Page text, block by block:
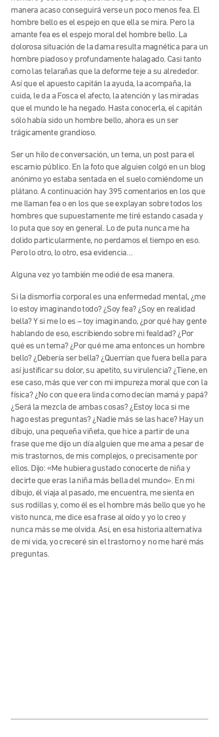
manera acaso conseguirá verse un poco menos fea. El
hombre bello es el espejo en que ella se mira. Pero la
amante fea es el espejo moral del hombre bello. La
dolorosa situación de la dama resulta magnética para un
hombre piadoso y profundamente halagado. Casi tanto
como las telarañas que la deforme teje a su alrededor.
Así que el apuesto capitán la ayuda, la acompaña, la
cuida, le da a Fosca el afecto, la atención y las miradas
que el mundo le ha negado. Hasta conocerla, el capitán
sólo había sido un hombre bello, ahora es un ser
trágicamente grandioso.
Ser un hilo de conversación, un tema, un post para el
escarnio público. En la foto que alguien colgó en un blog
anónimo yo estaba sentada en el suelo comiéndome un
plátano. A continuación hay 395 comentarios en los que
me llaman fea o en los que se explayan sobre todos los
hombres que supuestamente me tiré estando casada y
lo puta que soy en general. Lo de puta nunca me ha
dolido particularmente, no perdamos el tiempo en eso.
Pero lo otro, lo otro, esa evidencia…
Alguna vez yo también me odié de esa manera.
Si la dismorfia corporal es una enfermedad mental, ¿me
lo estoy imaginando todo? ¿Soy fea? ¿Soy en realidad
bella? Y si me lo es – toy imaginando, ¿por qué hay gente
hablando de eso, escribiendo sobre mi fealdad? ¿Por
qué es un tema? ¿Por qué me ama entonces un hombre
bello? ¿Debería ser bella? ¿Querrían que fuera bella para
así justificar su dolor, su apetito, su virulencia? ¿Tiene, en
ese caso, más que ver con mi impureza moral que con la
física? ¿No con que era linda como decían mamá y papá?
¿Será la mezcla de ambas cosas? ¿Estoy loca si me
hago estas preguntas? ¿Nadie más se las hace? Hay un
dibujo, una pequeña viñeta, que hice a partir de una
frase que me dijo un día alguien que me ama a pesar de
mis trastornos, de mis complejos, o precisamente por
ellos. Dijo: «Me hubiera gustado conocerte de niña y
decirte que eras la niña más bella del mundo». En mi
dibujo, él viaja al pasado, me encuentra, me sienta en
sus rodillas y, como él es el hombre más bello que yo he
visto nunca, me dice esa frase al oído y yo lo creo y
nunca más se me olvida. Así, en esa historia alternativa
de mi vida, yo creceré sin el trastorno y no me haré más
preguntas.